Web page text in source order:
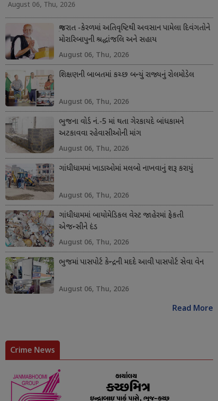
August 06, Thu, 2026
ગુજરાત -કેરળમાં અતિવૃષ્ટિથી અવસાન પામેલા દિવંગતોને
મોરારિબાપુની શ્રદ્ધાંજલિ અને સહાય
August 06, Thu, 2026
શિક્ષણની બાબતમાં કચ્છ બન્યું રાજ્યનું રોલમોડેલ
August 06, Thu, 2026
ભુજના વોર્ડ નં.-5 માં થતા ગેરકાયદે બાંધકામને
અટકાવવા રહેવાસીઓની માંગ
August 06, Thu, 2026
ગાંધીધામમાં ખાડાઓમાં મલબો નાખવાનું શરૂ કરાયું
August 06, Thu, 2026
ગાંધીધામમાં બાયોમેડિકલ વેસ્ટ જાહેરમાં ફેકતી
એજન્સીને દંડ
August 06, Thu, 2026
ભુજમાં પાસપોર્ટ કેન્દ્રની મદદે આવી પાસપોર્ટ સેવા વેન
August 06, Thu, 2026
Read More
Crime News